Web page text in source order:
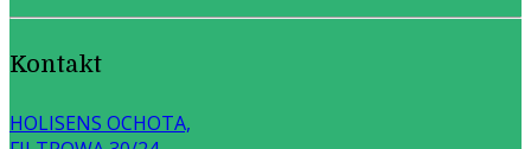
Kontakt
HOLISENS OCHOTA,